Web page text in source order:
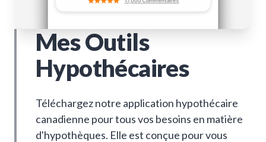
Mes Outils
Hypothécaires
Téléchargez notre application hypothécaire
canadienne pour tous vos besoins en matière
d'hypothèques. Elle est conçue pour vous